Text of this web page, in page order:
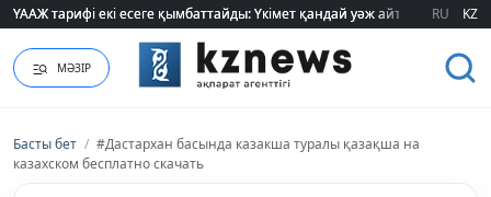
ҮААЖ тарифі екі есеге қымбаттайды: Үкімет қандай уәж айтады?
ҮААЖ тарифі екі есеге қымбаттайды: Үкімет қандай уәж айтады? RU KZ
МӘЗІР
Басты бет / #Дастархан басында казакша туралы қазақша на
казахском бесплатно скачать